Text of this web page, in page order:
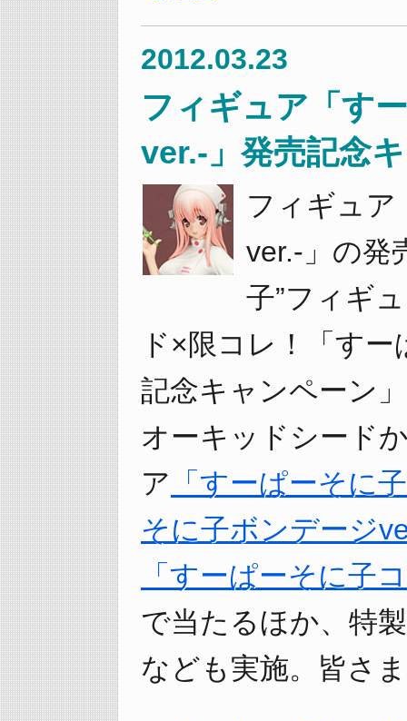
2012.03.23
フィギュア「す
ver.-」発売記念
フィギュア
ver.-」の発
子”フィギ
ド×限コレ！「す
記念キャンペーン
オーキッドシード
ア 「すーぱーそに
そに子ボンデージ
「すーぱーそに子
で当たるほか、特
なども実施。皆さ